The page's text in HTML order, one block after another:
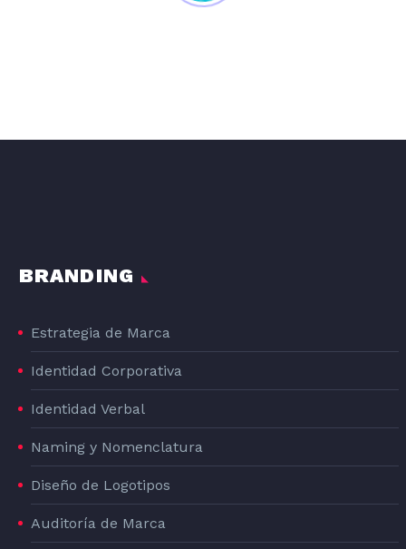
BRANDING
Estrategia de Marca
Identidad Corporativa
Identidad Verbal
Naming y Nomenclatura
Diseño de Logotipos
Auditoría de Marca